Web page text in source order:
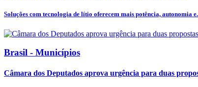
Soluções com tecnologia de lítio oferecem mais potência, autonomia
Brasil - Municípios
Câmara dos Deputados aprova urgência para duas